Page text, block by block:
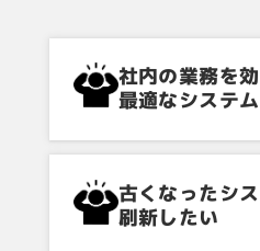
社内の業務を
最適なシステ
古くなったシ
刷新したい